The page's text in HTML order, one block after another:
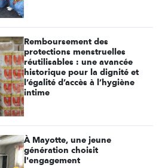
Remboursement des
protections menstruelles
réutilisables : une avancée
historique pour la dignité et
l’égalité d’accès à l’hygiène
intime
À Mayotte, une jeune
génération choisit
l'engagement